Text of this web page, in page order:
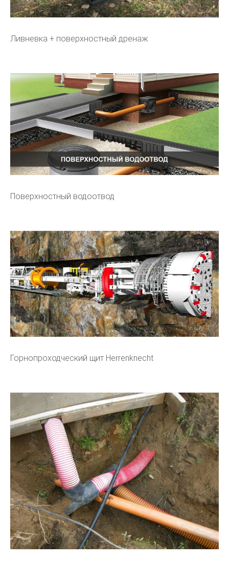
Ливневка + поверхностный дренаж
Поверхностный водоотвод
Горнопроходческий щит Herrenknecht